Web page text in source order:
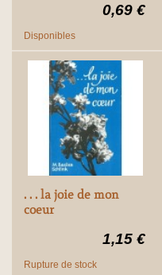
0,69 €
Disponibles
. . . la joie de mon
coeur
1,15 €
Rupture de stock